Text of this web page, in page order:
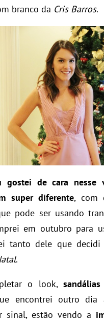
branco da Cris Barros.
gostei de cara nesse
super diferente, com
pode ser usando
em outubro para
tanto dele que decidi
.
o look,
encontrei outro dia
sinal, estão vendo a